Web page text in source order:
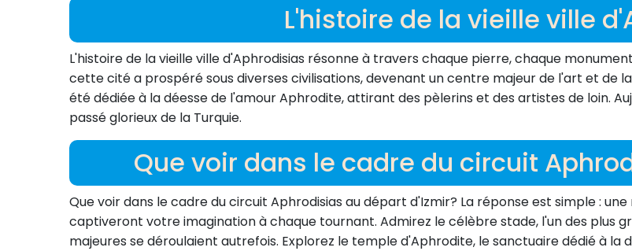
L'histoire de la vieille ville
L'histoire de la vieille ville d'Aphrodisias résonne à travers chaque pierre, chaque
cette cité a prospéré sous diverses civilisations, devenant un centre majeur de l'art et de
été dédiée à la déesse de l'amour Aphrodite, attirant des pèlerins et des artistes de loin.
passé glorieux de la Turquie.
Que voir dans le cadre du circuit
Que voir dans le cadre du circuit Aphrodisias au départ d'Izmir? La réponse est simple :
captiveront votre imagination à chaque tournant. Admirez le célèbre stade, l'un des plus
majeures se déroulaient autrefois. Explorez le temple d'Aphrodite, le sanctuaire dédié à la